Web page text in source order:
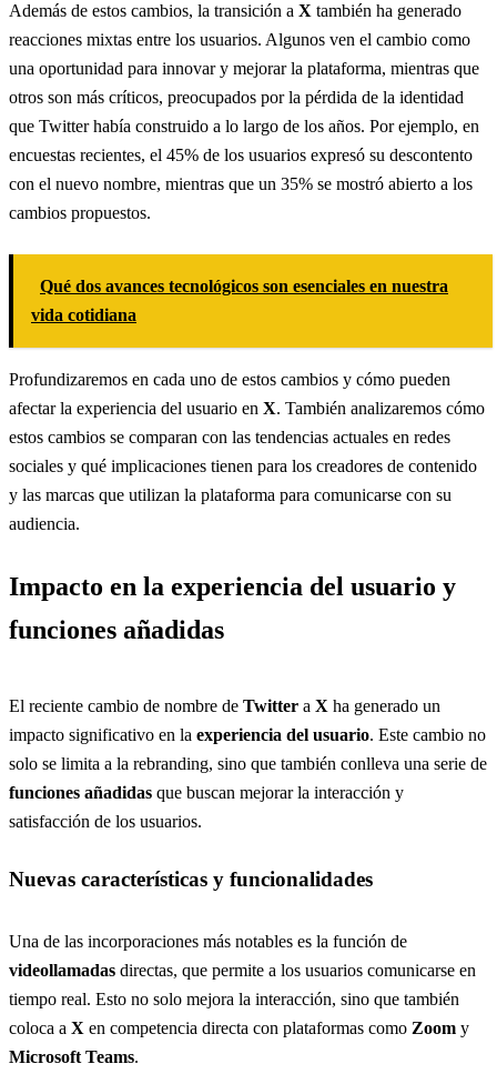
Además de estos cambios, la transición a X también ha generado
reacciones mixtas entre los usuarios. Algunos ven el cambio como
una oportunidad para innovar y mejorar la plataforma, mientras que
otros son más críticos, preocupados por la pérdida de la identidad
que Twitter había construido a lo largo de los años. Por ejemplo, en
encuestas recientes, el 45% de los usuarios expresó su descontento
con el nuevo nombre, mientras que un 35% se mostró abierto a los
cambios propuestos.
Qué dos avances tecnológicos son esenciales en nuestra
vida cotidiana
Profundizaremos en cada uno de estos cambios y cómo pueden
afectar la experiencia del usuario en X. También analizaremos cómo
estos cambios se comparan con las tendencias actuales en redes
sociales y qué implicaciones tienen para los creadores de contenido
y las marcas que utilizan la plataforma para comunicarse con su
audiencia.
Impacto en la experiencia del usuario y
funciones añadidas
El reciente cambio de nombre de Twitter a X ha generado un
impacto significativo en la experiencia del usuario. Este cambio no
solo se limita a la rebranding, sino que también conlleva una serie de
funciones añadidas que buscan mejorar la interacción y
satisfacción de los usuarios.
Nuevas características y funcionalidades
Una de las incorporaciones más notables es la función de
videollamadas directas, que permite a los usuarios comunicarse en
tiempo real. Esto no solo mejora la interacción, sino que también
coloca a X en competencia directa con plataformas como Zoom y
Microsoft Teams.